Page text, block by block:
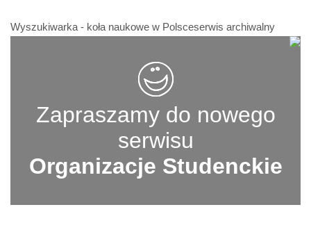
Wyszukiwarka - koła naukowe w Polsceserwis archiwalny
Zapraszamy do nowego
serwisu
Organizacje Studenckie